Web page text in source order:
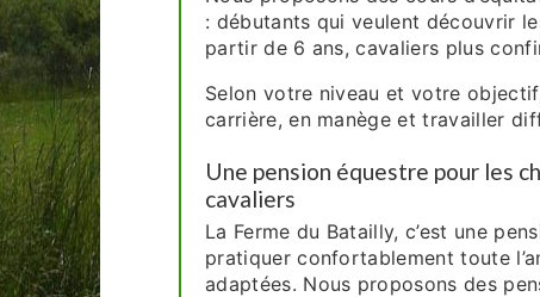
: débutants qui veulent découvrir
partir de 6 ans, cavaliers plus
Selon votre niveau et votre
carrière, en manège et travailler
Une pension équestre pour les
cavaliers
La Ferme du Batailly, c’est une
pratiquer confortablement toute
adaptées. Nous proposons des